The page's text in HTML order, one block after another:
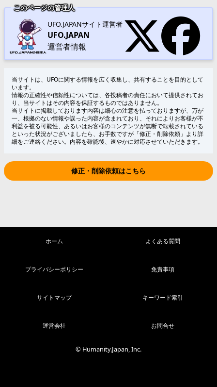
このページの管理人
UFO.JAPANサイト運営者
UFO.JAPAN
運営者情報
当サイトは、UFOに関する情報を広く収集し、共有することを目的として
います。
情報の正確性や信頼性については、各投稿者の責任において提供されてお
り、当サイトはその内容を保証するものではありません。
当サイトに掲載しております内容は細心の注意を払っておりますが、万が
一、根拠のない情報や誤った内容が含まれており、それによりお客様が不
利益を被る可能性、あるいはお客様のコンテンツが無断で転載されている
といった状況がございましたら、お手数ですが「修正・削除依頼」より詳
細をご連絡ください。内容を確認後、速やかに対応させていただきます。
修正・削除依頼はこちら
ホーム よくある質問
プライバシーポリシー 免責事項
サイトマップ キーワード索引
運営会社 お問合せ
© Humanity.Japan, Inc.